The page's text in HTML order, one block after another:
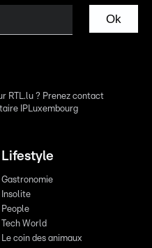
Ok
RTL.lu ? Prenez contact
IPLuxembourg
Lifestyle
Gastronomie
Insolite
People
Tech World
Le coin des animaux